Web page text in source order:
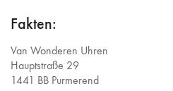
Fakten:
Van Wonderen Uhren
Hauptstraße 29
1441 BB Purmerend